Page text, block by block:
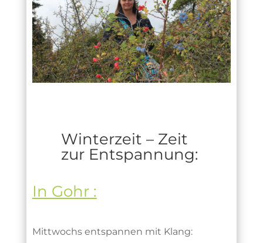
Winterzeit – Zeit
zur Entspannung:
In Gohr :
Mittwochs entspannen mit Klang: